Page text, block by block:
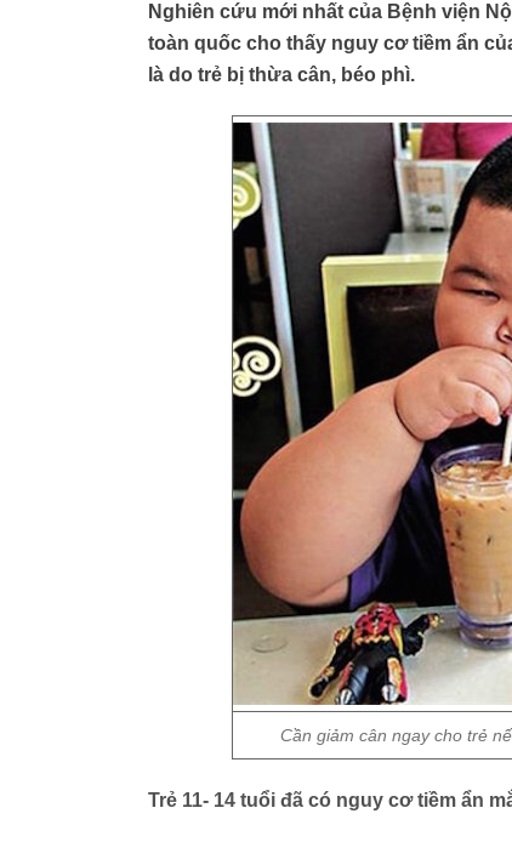
Nghiên cứu mới nhất của Bệnh viện
toàn quốc cho thấy nguy cơ tiềm ẩn
là do trẻ bị thừa cân, béo phì.
Cần giảm cân ngay cho trẻ
Trẻ 11- 14 tuổi đã có nguy cơ tiềm ẩn